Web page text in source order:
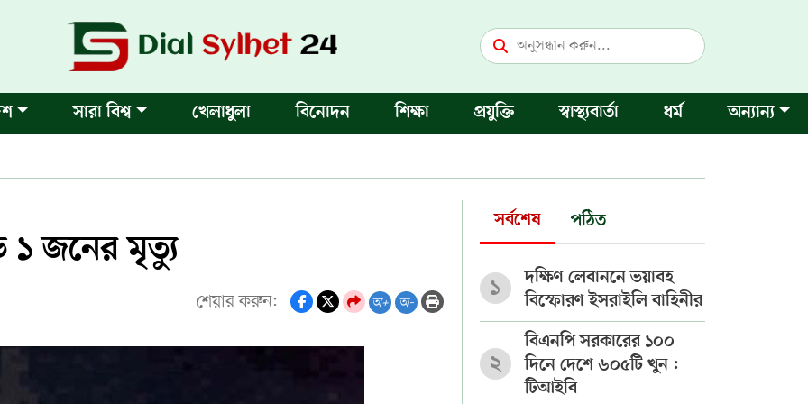
সারা বিশ্ব খেলাধুলা বিনোদন শিক্ষা প্রযুক্তি স্বাস্থ্যবার্তা ধর্ম অন্যান্য
১ জনের মৃত্যু
শেয়ার করুন: অ+ অ-
সর্বশেষ পঠিত
১
দক্ষিণ লেবাননে ভয়াবহ
বিস্ফোরণ ইসরাইলি বাহিনীর
২
বিএনপি সরকারের ১০০
দিনে দেশে ৬০৫টি খুন :
টিআইবি